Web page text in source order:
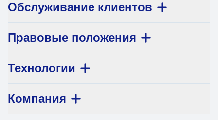
Обслуживание клиентов
Правовые положения
Технологии
Компания